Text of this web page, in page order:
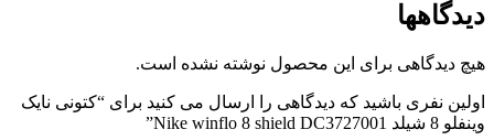
دیدگاهها
هیچ دیدگاهی برای این محصول نوشته نشده است.
اولین نفری باشید که دیدگاهی را ارسال می کنید برای “کتونی نایک
وینفلو 8 شیلد Nike winflo 8 shield DC3727001”